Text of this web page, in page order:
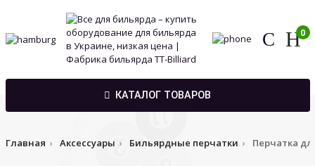
0
КАТАЛОГ ТОВАРОВ
Главная Аксессуары Бильярдные перчатки Перчатка